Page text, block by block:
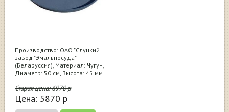
Производство: ОАО "Слуцкий
завод "Эмальпосуда"
(Беларуссия), Материал: Чугун,
Диаметр: 50 см, Высота: 45 мм
Старая цена:6970р
Цена: 5870 р